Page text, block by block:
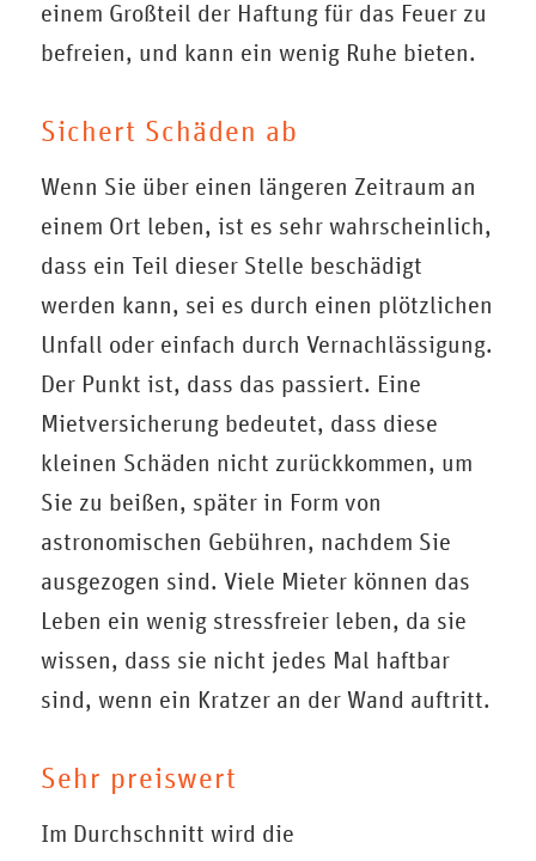
einem Großteil der Haftung für das Feuer zu
befreien, und kann ein wenig Ruhe bieten.
Sichert Schäden ab
Wenn Sie über einen längeren Zeitraum an
einem Ort leben, ist es sehr wahrscheinlich,
dass ein Teil dieser Stelle beschädigt
werden kann, sei es durch einen plötzlichen
Unfall oder einfach durch Vernachlässigung.
Der Punkt ist, dass das passiert. Eine
Mietversicherung bedeutet, dass diese
kleinen Schäden nicht zurückkommen, um
Sie zu beißen, später in Form von
astronomischen Gebühren, nachdem Sie
ausgezogen sind. Viele Mieter können das
Leben ein wenig stressfreier leben, da sie
wissen, dass sie nicht jedes Mal haftbar
sind, wenn ein Kratzer an der Wand auftritt.
Sehr preiswert
Im Durchschnitt wird die